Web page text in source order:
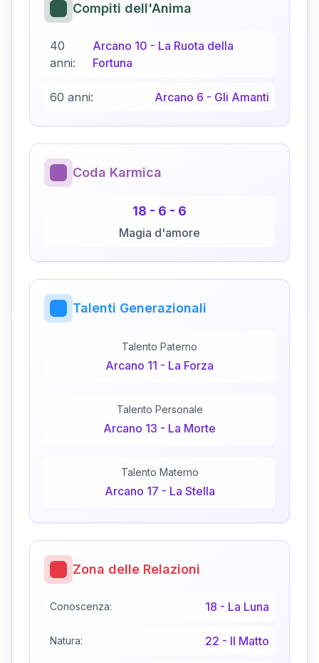
Compiti dell'Anima
40
anni:
Arcano 10 - La Ruota della
Fortuna
60 anni: Arcano 6 - Gli Amanti
Coda Karmica
18 - 6 - 6
Magia d'amore
Talenti Generazionali
Talento Paterno
Arcano 11 - La Forza
Talento Personale
Arcano 13 - La Morte
Talento Materno
Arcano 17 - La Stella
Zona delle Relazioni
Conoscenza: 18 - La Luna
Natura: 22 - Il Matto